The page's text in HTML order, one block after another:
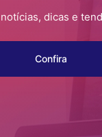
dicas e
Confira